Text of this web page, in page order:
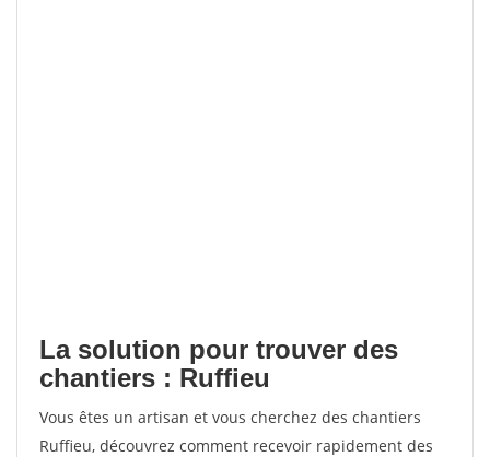
La solution pour trouver des
chantiers : Ruffieu
Vous êtes un artisan et vous cherchez des chantiers
Ruffieu, découvrez comment recevoir rapidement des